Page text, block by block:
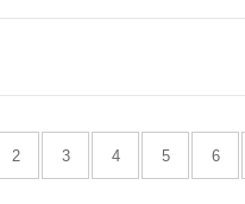
2 3 4 5 6